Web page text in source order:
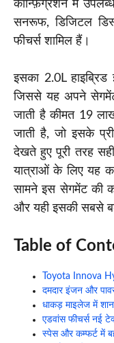
कॉन्फ़िग्रेशन में
सनरूफ, डिजिटल
फीचर्स शामिल हैं।
इसका 2.0L
जिससे यह अपने
जाती है कीमत 19
जाती है, जो इसके
देखते हुए पूरी तरह
यात्राओं के लिए यह
सामने इस सेगमेंट की
और यही इसकी सबसे
Table of
Toyota Innova
दमदार इंजन और
धाकड़ माइलेज में
एडवांस फीचर्स नई
स्पेस और कम्फर्ट में